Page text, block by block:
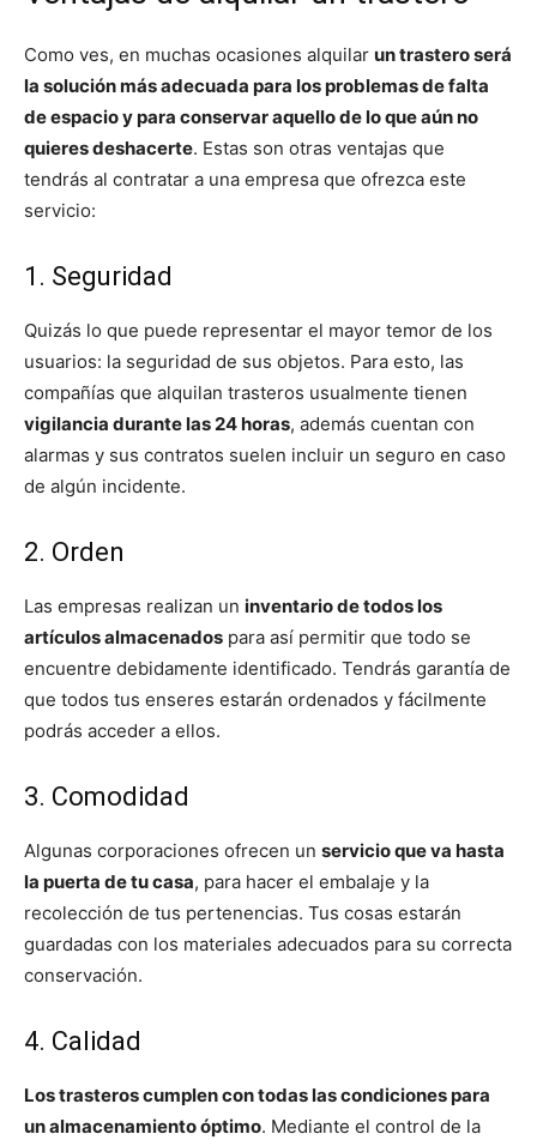
Como ves, en muchas ocasiones alquilar un trastero será
la solución más adecuada para los problemas de falta
de espacio y para conservar aquello de lo que aún no
quieres deshacerte. Estas son otras ventajas que
tendrás al contratar a una empresa que ofrezca este
servicio:
1. Seguridad
Quizás lo que puede representar el mayor temor de los
usuarios: la seguridad de sus objetos. Para esto, las
compañías que alquilan trasteros usualmente tienen
vigilancia durante las 24 horas, además cuentan con
alarmas y sus contratos suelen incluir un seguro en caso
de algún incidente.
2. Orden
Las empresas realizan un inventario de todos los
artículos almacenados para así permitir que todo se
encuentre debidamente identificado. Tendrás garantía de
que todos tus enseres estarán ordenados y fácilmente
podrás acceder a ellos.
3. Comodidad
Algunas corporaciones ofrecen un servicio que va hasta
la puerta de tu casa, para hacer el embalaje y la
recolección de tus pertenencias. Tus cosas estarán
guardadas con los materiales adecuados para su correcta
conservación.
4. Calidad
Los trasteros cumplen con todas las condiciones para
un almacenamiento óptimo. Mediante el control de la